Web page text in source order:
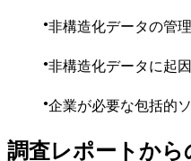
非構造化データの管
非構造化データに起
企業が必要な包括的
調査レポートから